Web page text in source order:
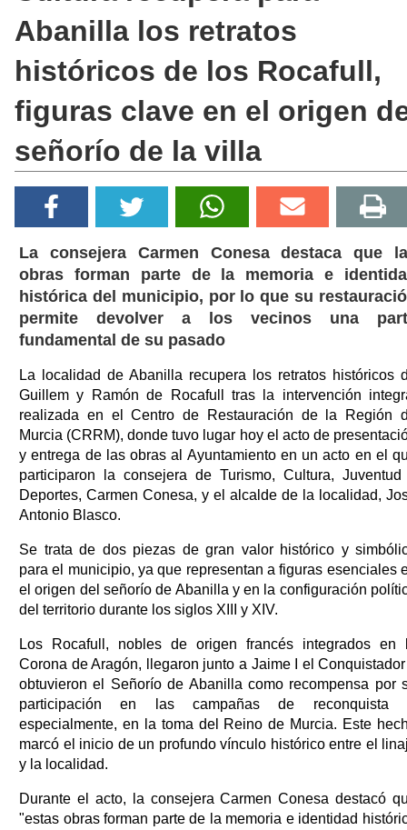
Abanilla los retratos
históricos de los Rocafull,
figuras clave en el origen
señorío de la villa
La consejera Carmen Conesa destaca que
obras forman parte de la memoria e
histórica del municipio, por lo que su
permite devolver a los vecinos una
fundamental de su pasado
La localidad de Abanilla recupera los retratos históricos
Guillem y Ramón de Rocafull tras la intervención
realizada en el Centro de Restauración de la Región
Murcia (CRRM), donde tuvo lugar hoy el acto de
y entrega de las obras al Ayuntamiento en un acto en el
participaron la consejera de Turismo, Cultura,
Deportes, Carmen Conesa, y el alcalde de la localidad,
Antonio Blasco.
Se trata de dos piezas de gran valor histórico y
para el municipio, ya que representan a figuras esenciales
el origen del señorío de Abanilla y en la configuración
del territorio durante los siglos XIII y XIV.
Los Rocafull, nobles de origen francés integrados en
Corona de Aragón, llegaron junto a Jaime I el
obtuvieron el Señorío de Abanilla como recompensa por
participación en las campañas de reconquista
especialmente, en la toma del Reino de Murcia. Este
marcó el inicio de un profundo vínculo histórico entre el
y la localidad.
Durante el acto, la consejera Carmen Conesa destacó
"estas obras forman parte de la memoria e identidad